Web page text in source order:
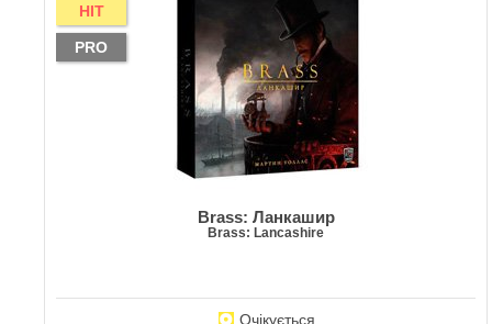
HIT
PRO
Brass: Ланкашир
Brass: Lancashire
Очікується